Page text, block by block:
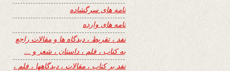
نامه های سرگشاده
نامه های وارده
نفد ، تقریظ ، دیدگاه ها و مقالات راجع
به کتاب ، فلم ، داستان ، شعر و …
نفد بر کتاب ، مقالات ، دیدگاهها ، فلم ،